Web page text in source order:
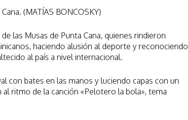
(MATÍAS BONCOSKY)
las Musas de Punta Cana, quienes rindieron
haciendo alusión al deporte y reconociendo
al país a nivel internacional.
con bates en las manos y luciendo capas con un
al ritmo de la canción «Pelotero la bola», tema